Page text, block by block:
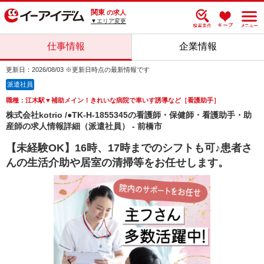
関東 の求人
▼エリア変更
仕事情報 企業情報
更新日：2026/08/03 ※更新日時点の最新情報です
派遣社員
職種：江木駅▼補助メイン！きれいな病院で車いす誘導など［看護助手］
株式会社kotrio /●TK-H-1855345の看護師・保健師・看護助手・助
産師の求人情報詳細（派遣社員） - 前橋市
【未経験OK】16時、17時までのシフトも可♪患者さ
んの生活介助や居室の清掃等をお任せします。